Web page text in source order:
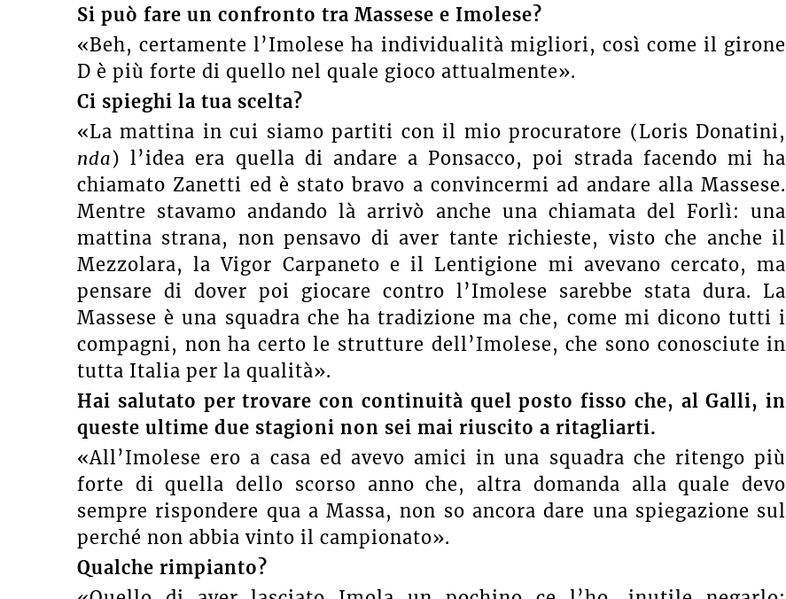
Si può fare un confronto tra Massese e Imolese?
«Beh, certamente l’Imolese ha individualità migliori, così come il girone
D è più forte di quello nel quale gioco attualmente».
Ci spieghi la tua scelta?
«La mattina in cui siamo partiti con il mio procuratore (Loris Donatini,
nda) l’idea era quella di andare a Ponsacco, poi strada facendo mi ha
chiamato Zanetti ed è stato bravo a convincermi ad andare alla Massese.
Mentre stavamo andando là arrivò anche una chiamata del Forlì: una
mattina strana, non pensavo di aver tante richieste, visto che anche il
Mezzolara, la Vigor Carpaneto e il Lentigione mi avevano cercato, ma
pensare di dover poi giocare contro l’Imolese sarebbe stata dura. La
Massese è una squadra che ha tradizione ma che, come mi dicono tutti i
compagni, non ha certo le strutture dell’Imolese, che sono conosciute in
tutta Italia per la qualità».
Hai salutato per trovare con continuità quel posto fisso che, al Galli, in
queste ultime due stagioni non sei mai riuscito a ritagliarti.
«All’Imolese ero a casa ed avevo amici in una squadra che ritengo più
forte di quella dello scorso anno che, altra domanda alla quale devo
sempre rispondere qua a Massa, non so ancora dare una spiegazione sul
perché non abbia vinto il campionato».
Qualche rimpianto?